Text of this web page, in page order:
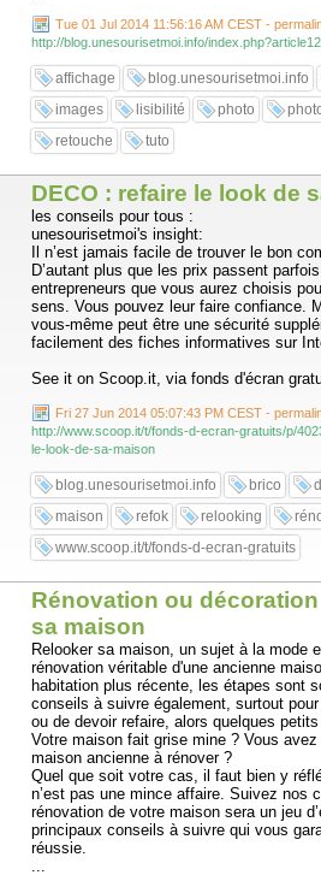
Tue 01 Jul 2014 11:56:16 AM CEST -
http://blog.unesourisetmoi.info/
affichage blog.unesourisetmoi.info
images
lisibilité photo
retouche
tuto
DECO : refaire le look de
les conseils pour tous :
unesourisetmoi's insight:
Il n’est jamais facile de trouver le bon
D’autant plus que les prix passent
entrepreneurs que vous aurez choisis
sens. Vous pouvez leur faire confiance.
vous-même peut être une sécurité
facilement des fiches informatives sur
See it on Scoop.it, via fonds d'écran
Fri 27 Jun 2014 05:07:43 PM CEST -
http://www.scoop.it/t/fonds-d-ecran-gratuits/p/
le-look-de-sa-maison
blog.unesourisetmoi.info brico
maison
refok relooking
www.scoop.it/t/fonds-d-ecran-gratuits
Rénovation ou
sa maison
Relooker sa maison, un sujet à la mode
rénovation véritable d'une ancienne
habitation plus récente, les étapes sont
conseils à suivre également, surtout
ou de devoir refaire, alors quelques
Votre maison fait grise mine ? Vous
maison ancienne à rénover ?
Quel que soit votre cas, il faut bien y
n’est pas une mince affaire. Suivez nos
rénovation de votre maison sera un jeu
principaux conseils à suivre qui vous
réussie.
...